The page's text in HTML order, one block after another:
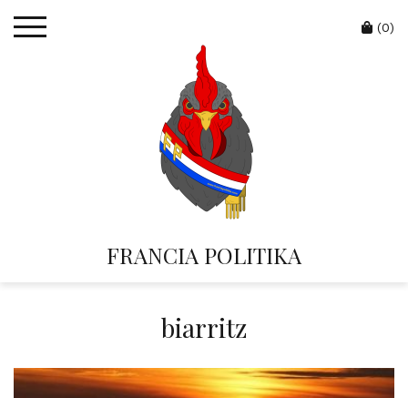
FRANCIA POLITIKA
Cart
(0)
biarritz